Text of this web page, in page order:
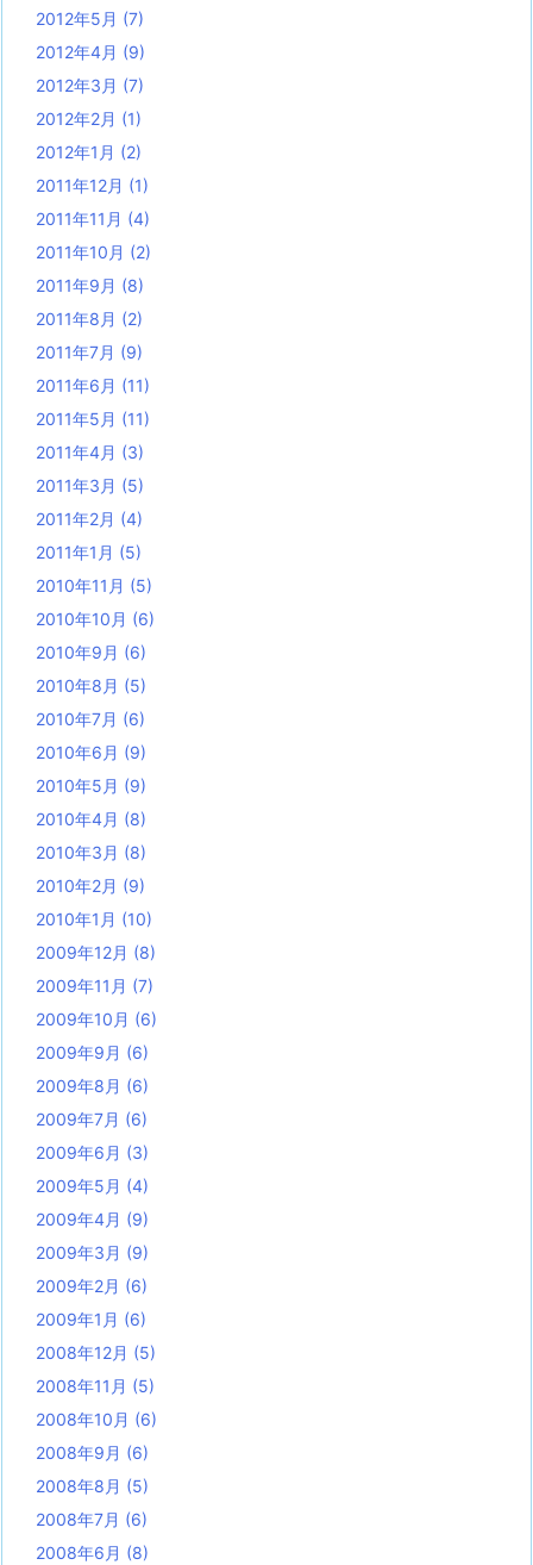
2012年5月 (7)
2012年4月 (9)
2012年3月 (7)
2012年2月 (1)
2012年1月 (2)
2011年12月 (1)
2011年11月 (4)
2011年10月 (2)
2011年9月 (8)
2011年8月 (2)
2011年7月 (9)
2011年6月 (11)
2011年5月 (11)
2011年4月 (3)
2011年3月 (5)
2011年2月 (4)
2011年1月 (5)
2010年11月 (5)
2010年10月 (6)
2010年9月 (6)
2010年8月 (5)
2010年7月 (6)
2010年6月 (9)
2010年5月 (9)
2010年4月 (8)
2010年3月 (8)
2010年2月 (9)
2010年1月 (10)
2009年12月 (8)
2009年11月 (7)
2009年10月 (6)
2009年9月 (6)
2009年8月 (6)
2009年7月 (6)
2009年6月 (3)
2009年5月 (4)
2009年4月 (9)
2009年3月 (9)
2009年2月 (6)
2009年1月 (6)
2008年12月 (5)
2008年11月 (5)
2008年10月 (6)
2008年9月 (6)
2008年8月 (5)
2008年7月 (6)
2008年6月 (8)